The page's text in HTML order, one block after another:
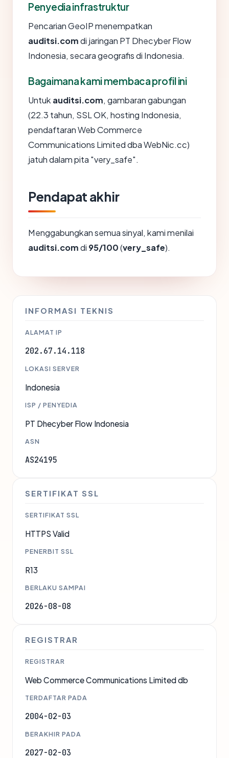
Penyedia infrastruktur
Pencarian GeoIP menempatkan
auditsi.comdi jaringan PT Dhecyber Flow
Indonesia, secara geografis di Indonesia.
Bagaimana kami membaca profil ini
Untuk auditsi.com, gambaran gabungan
(22.3 tahun, SSL OK, hosting Indonesia,
pendaftaran Web Commerce
Communications Limited dba WebNic.cc)
jatuh dalam pita "very_safe".
Pendapat akhir
Menggabungkan semua sinyal, kami menilai
auditsi.comdi 95/100(very_safe).
INFORMASI TEKNIS
ALAMAT IP
202.67.14.118
LOKASI SERVER
Indonesia
ISP / PENYEDIA
PT Dhecyber Flow Indonesia
ASN
AS24195
SERTIFIKAT SSL
SERTIFIKAT SSL
HTTPS Valid
PENERBIT SSL
R13
BERLAKU SAMPAI
2026-08-08
REGISTRAR
REGISTRAR
Web Commerce Communications Limited db
TERDAFTAR PADA
2004-02-03
BERAKHIR PADA
2027-02-03